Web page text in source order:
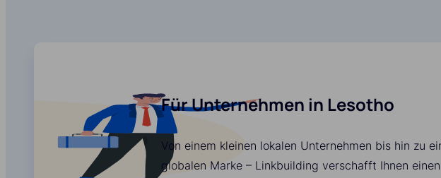
Für Unternehmen in Lesotho
Von einem kleinen lokalen Unternehmen bis hin zu
globalen Marke – Linkbuilding verschafft Ihnen einen